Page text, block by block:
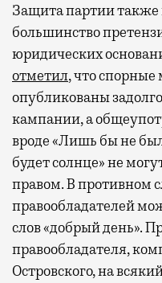
Защита партии также
большинство
юридических
отметил, что
опубликованы
кампании, а
вроде «Лишь бы не
будет солнце» не
правом. В противном
правообладателей
слов «добрый день».
правообладателя,
Островского, на